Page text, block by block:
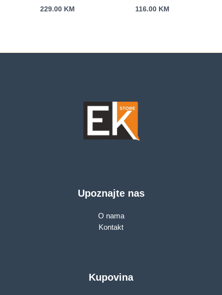
RJ45 ports,
229.00 KM
Case Black
116.00 KM
Upoznajte nas
O nama
Kontakt
Kupovina